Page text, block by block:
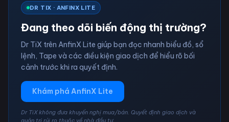
DR TIX · ANFINX LITE
Đang theo dõi biến động thị trường?
Dr TiX trên AnfinX Lite giúp bạn đọc nhanh biểu đồ, sổ
lệnh, Tape và các điều kiện giao dịch để hiểu rõ bối
cảnh trước khi ra quyết định.
Khám phá AnfinX Lite
Dr TiX không đưa khuyến nghị mua/bán. Quyết định giao dịch và
quản trị rủi ro thuộc về nhà đầu tư.